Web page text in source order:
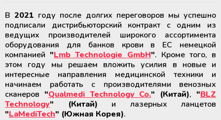
В2021 году после долгих переговоров мы успешно
подписали дистрибьюторский контракт с одним из
ведущих производителей широкого ассортимента
оборудования для банков крови в ЕС немецкой
компанией"Lmb Technologie GmbH". Кроме того, в
этом году мы решаем вложить усилия в новые и
интересные направления медицинской техники и
начинаем работать с производителями венозных
сканеров "Qualmedi Technology Co." (Китай),"BLZ
Technology" (Китай) и лазерных ланцетов
"LaMediTech" (Южная Корея).